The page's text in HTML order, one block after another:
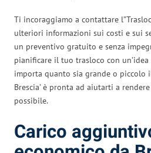
Ti incoraggiamo a contattare
ulteriori informazioni sui costi e sui
un preventivo gratuito e senza
pianificare il tuo trasloco con
importa quanto sia grande o piccolo
Brescia’ è pronta ad aiutarti a
possibile.
Carico